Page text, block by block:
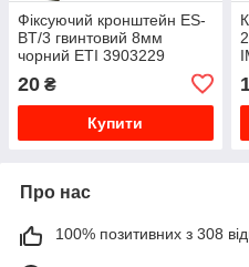
Фіксуючий кронштейн ES-
BT/3 гвинтовий 8мм
чорний ETI 3903229
20 ₴
Купити
Про нас
100% позитивних з 308